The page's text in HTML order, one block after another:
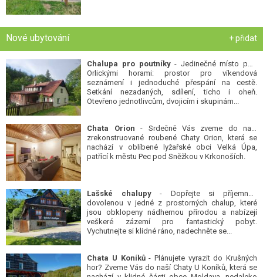
Nové ubytování + přidat
Chalupa pro poutníky- Jedinečné místo pod
Orlickými horami: prostor pro víkendová
seznámení i jednoduché přespání na cestě.
Setkání nezadaných, sdílení, ticho i oheň.
Otevřeno jednotlivcům, dvojicím i skupinám...
Chata Orion - Srdečně Vás zveme do naší
zrekonstruované roubené Chaty Orion, která se
nachází v oblíbené lyžařské obci Velká Úpa,
patřící k městu Pec pod Sněžkou v Krkonoších.
Lašské chalupy- Dopřejte si příjemnou
dovolenou v jedné z prostorných chalup, které
jsou obklopeny nádhernou přírodou a nabízejí
veškeré zázemí pro fantastický pobyt.
Vychutnejte si klidné ráno, nadechněte se...
Chata U Koníků- Plánujete vyrazit do Krušných
hor? Zveme Vás do naší Chaty U Koníků, která se